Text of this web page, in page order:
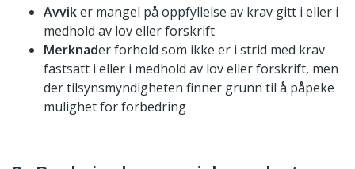
Avviker mangel på oppfyllelse av krav gitt i eller i
medhold av lov eller forskrift
Merknader forhold som ikke er i strid med krav
fastsatt i eller i medhold av lov eller forskrift, men
der tilsynsmyndigheten finner grunn til å påpeke
mulighet for forbedring